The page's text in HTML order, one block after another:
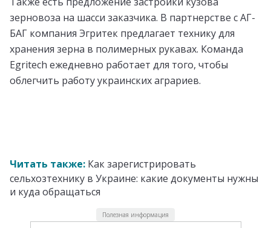
зерновоза на шасси заказчика. В партнерстве с АГ-
БАГ компания Эгритек предлагает технику для
хранения зерна в полимерных рукавах. Команда
Egritech ежедневно работает для того, чтобы
облегчить работу украинских аграриев.
Читать также: Как зарегистрировать
сельхозтехнику в Украине: какие документы нужны
и куда обращаться
Полезная информация